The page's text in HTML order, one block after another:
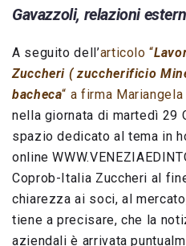
Gavazzoli, relazioni
A seguito dell’articolo “
Zuccheri ( zuccherificio
bacheca“ a firma
nella giornata di martedì 29
spazio dedicato al tema in
online
Coprob-Italia Zuccheri al
chiarezza ai soci, al
tiene a precisare, che la
aziendali è arrivata